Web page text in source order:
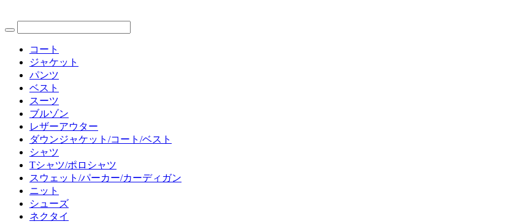
コート
ジャケット
パンツ
ベスト
スーツ
ブルゾン
レザーアウター
ダウンジャケット/コート/ベスト
シャツ
Tシャツ/ポロシャツ
スウェット/パーカー/カーディガン
ニット
シューズ
ネクタイ